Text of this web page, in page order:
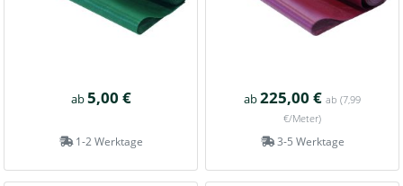
ab5,00 €
1-2 Werktage
ab225,00 € ab (7,99
€/Meter)
3-5 Werktage